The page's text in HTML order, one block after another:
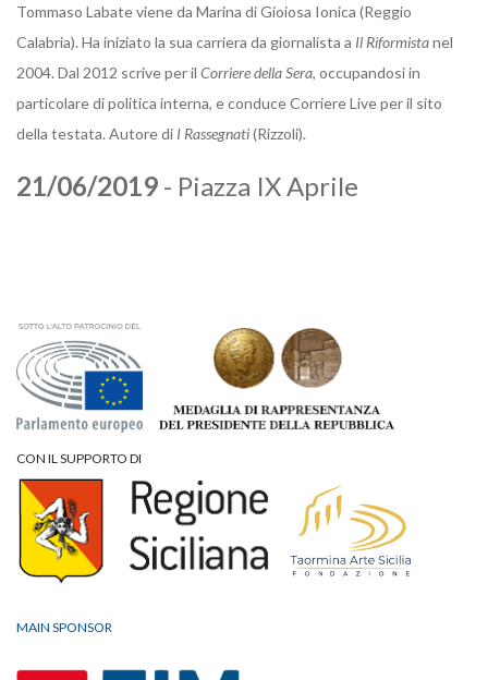
Tommaso Labate viene da Marina di Gioiosa Ionica (Reggio
Calabria). Ha iniziato la sua carriera da giornalista a Il Riformistanel
2004. Dal 2012 scrive per il Corriere della Sera, occupandosi in
particolare di politica interna, e conduce Corriere Live per il sito
della testata. Autore di I Rassegnati(Rizzoli).
21/06/2019 - Piazza IX Aprile
CON IL SUPPORTO DI
MAIN SPONSOR